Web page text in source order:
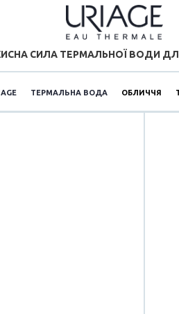
СИЛА ТЕРМАЛЬНОЇ ВОДИ
ТЕРМАЛЬНА ВОДА ОБЛИЧЧЯ